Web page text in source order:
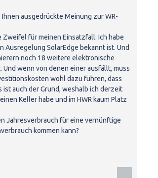
ausgedrückte Meinung zur WR-
Zweifel für meinen Einsatzfall: Ich habe
SolarEdge bekannt ist. Und
noch 18 weitere elektronische
wenn von denen einer ausfällt, muss
wohl dazu führen, dass
auch der Grund, weshalb ich derzeit
Keller habe und im HWR kaum Platz
Jahresverbrauch für eine vernünftige
kommen kann?